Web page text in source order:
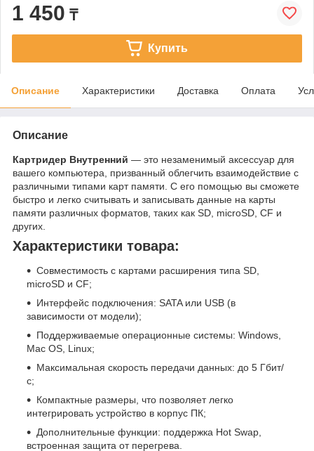
1 450 ₸
Купить
Описание Характеристики Доставка Оплата
Описание
Картридер Внутренний — это незаменимый аксессуар для
вашего компьютера, призванный облегчить взаимодействие с
различными типами карт памяти. С его помощью вы сможете
быстро и легко считывать и записывать данные на карты
памяти различных форматов, таких как SD, microSD, CF и
других.
Характеристики товара:
Совместимость с картами расширения типа SD,
microSD и CF;
Интерфейс подключения: SATA или USB (в
зависимости от модели);
Поддерживаемые операционные системы: Windows,
Mac OS, Linux;
Максимальная скорость передачи данных: до 5 Гбит/
с;
Компактные размеры, что позволяет легко
интегрировать устройство в корпус ПК;
Дополнительные функции: поддержка Hot Swap,
встроенная защита от перегрева.